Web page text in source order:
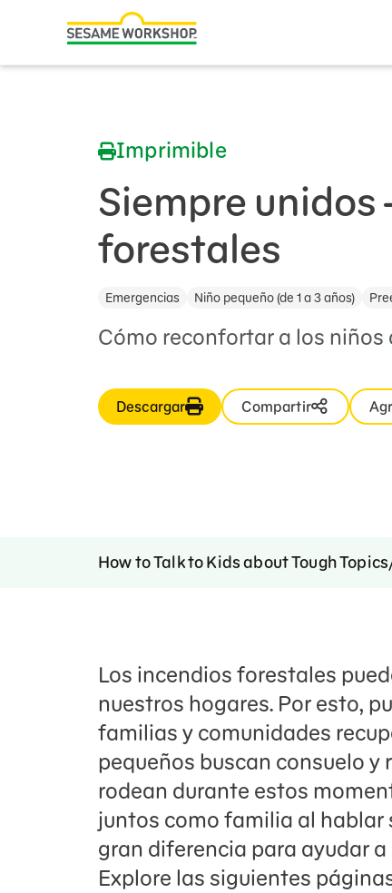
Family Resources
Healthy Minds and Bodies
Courses and Webinars
Games and Storybooks
Imprimible
Siempre
forestales
Emergencias Niño pequeño (de 1 a 3 años)
Cómo reconfortar a los
Descargar Compartir
How to Talk to Kids about Tough Topics
Los incendios forestales
nuestros hogares. Por esto,
familias y comunidades
pequeños buscan consuelo
rodean durante estos
juntos como familia al hablar
gran diferencia para ayudar
Explore las siguientes